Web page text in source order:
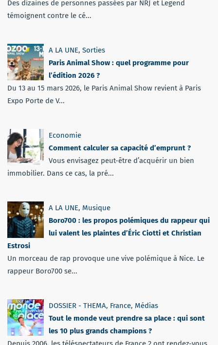
Des dizaines de personnes passées par NRJ et Legend
témoignent contre le cé...
A LA UNE, Sorties
Paris Animal Show : quel programme pour
l’édition 2026 ?
Du 13 au 15 mars 2026, le Paris Animal Show revient à Paris
Expo Porte de V...
Economie
Comment calculer sa capacité d’emprunt ?
Vous envisagez peut-être d’acquérir un bien
immobilier. Dans ce cas, la pré...
A LA UNE, Musique
Boro700 : les propos polémiques du rappeur qui
lui valent les plaintes d’Éric Ciotti et Christian
Estrosi
Un morceau de rap provoque une vive polémique à Nice. Le
rappeur Boro700 se...
DOSSIER - THEMA, France, Médias
Tout le monde veut prendre sa place : qui sont
les 10 plus grands champions ?